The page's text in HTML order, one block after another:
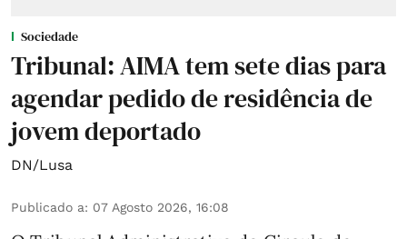
Sociedade
Tribunal: AIMA tem sete dias para
agendar pedido de residência de
jovem deportado
DN/Lusa
Publicado a: 07 Agosto 2026, 16:08